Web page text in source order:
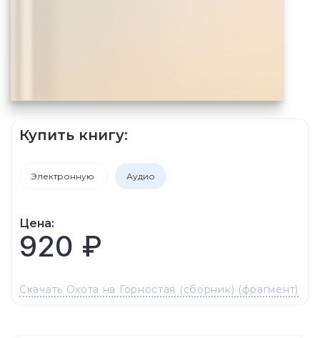
Купить книгу:
Электронную Аудио
Цена:
920 ₽
Скачать Охота на Горностая (сборник) (фрагмент)